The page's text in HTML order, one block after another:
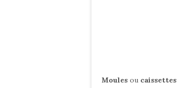
Moules ou caissettes